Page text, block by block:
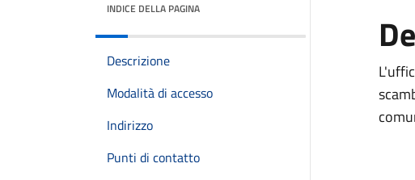
INDICE DELLA PAGINA
Descrizione
Modalità di accesso
Indirizzo
Punti di contatto